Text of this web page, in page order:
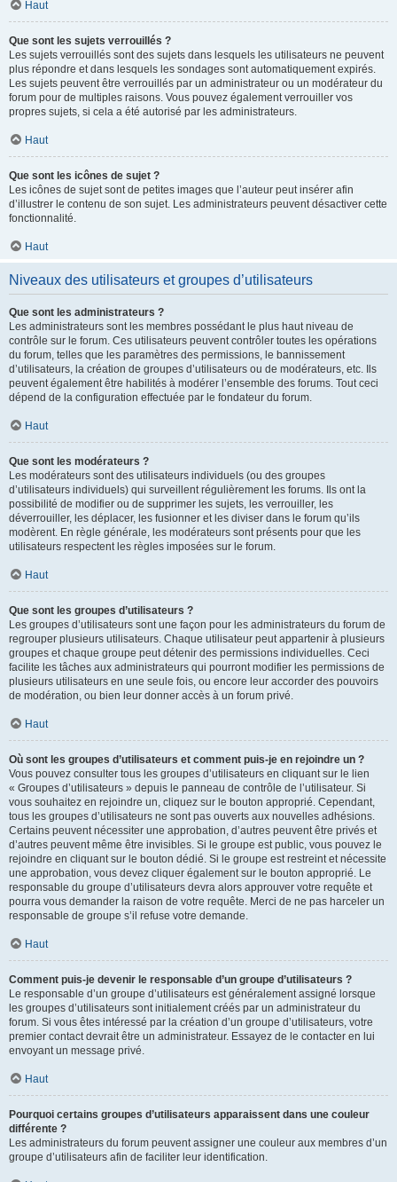
Haut
Que sont les sujets verrouillés ?
Les sujets verrouillés sont des sujets dans lesquels les utilisateurs ne peuvent
plus répondre et dans lesquels les sondages sont automatiquement expirés.
Les sujets peuvent être verrouillés par un administrateur ou un modérateur du
forum pour de multiples raisons. Vous pouvez également verrouiller vos
propres sujets, si cela a été autorisé par les administrateurs.
Haut
Que sont les icônes de sujet ?
Les icônes de sujet sont de petites images que l’auteur peut insérer afin
d’illustrer le contenu de son sujet. Les administrateurs peuvent désactiver cette
fonctionnalité.
Haut
Niveaux des utilisateurs et groupes d’utilisateurs
Que sont les administrateurs ?
Les administrateurs sont les membres possédant le plus haut niveau de
contrôle sur le forum. Ces utilisateurs peuvent contrôler toutes les opérations
du forum, telles que les paramètres des permissions, le bannissement
d’utilisateurs, la création de groupes d’utilisateurs ou de modérateurs, etc. Ils
peuvent également être habilités à modérer l’ensemble des forums. Tout ceci
dépend de la configuration effectuée par le fondateur du forum.
Haut
Que sont les modérateurs ?
Les modérateurs sont des utilisateurs individuels (ou des groupes
d’utilisateurs individuels) qui surveillent régulièrement les forums. Ils ont la
possibilité de modifier ou de supprimer les sujets, les verrouiller, les
déverrouiller, les déplacer, les fusionner et les diviser dans le forum qu’ils
modèrent. En règle générale, les modérateurs sont présents pour que les
utilisateurs respectent les règles imposées sur le forum.
Haut
Que sont les groupes d’utilisateurs ?
Les groupes d’utilisateurs sont une façon pour les administrateurs du forum de
regrouper plusieurs utilisateurs. Chaque utilisateur peut appartenir à plusieurs
groupes et chaque groupe peut détenir des permissions individuelles. Ceci
facilite les tâches aux administrateurs qui pourront modifier les permissions de
plusieurs utilisateurs en une seule fois, ou encore leur accorder des pouvoirs
de modération, ou bien leur donner accès à un forum privé.
Haut
Où sont les groupes d’utilisateurs et comment puis-je en rejoindre un ?
Vous pouvez consulter tous les groupes d’utilisateurs en cliquant sur le lien
« Groupes d’utilisateurs » depuis le panneau de contrôle de l’utilisateur. Si
vous souhaitez en rejoindre un, cliquez sur le bouton approprié. Cependant,
tous les groupes d’utilisateurs ne sont pas ouverts aux nouvelles adhésions.
Certains peuvent nécessiter une approbation, d’autres peuvent être privés et
d’autres peuvent même être invisibles. Si le groupe est public, vous pouvez le
rejoindre en cliquant sur le bouton dédié. Si le groupe est restreint et nécessite
une approbation, vous devez cliquer également sur le bouton approprié. Le
responsable du groupe d’utilisateurs devra alors approuver votre requête et
pourra vous demander la raison de votre requête. Merci de ne pas harceler un
responsable de groupe s’il refuse votre demande.
Haut
Comment puis-je devenir le responsable d’un groupe d’utilisateurs ?
Le responsable d’un groupe d’utilisateurs est généralement assigné lorsque
les groupes d’utilisateurs sont initialement créés par un administrateur du
forum. Si vous êtes intéressé par la création d’un groupe d’utilisateurs, votre
premier contact devrait être un administrateur. Essayez de le contacter en lui
envoyant un message privé.
Haut
Pourquoi certains groupes d’utilisateurs apparaissent dans une couleur
différente ?
Les administrateurs du forum peuvent assigner une couleur aux membres d’un
groupe d’utilisateurs afin de faciliter leur identification.